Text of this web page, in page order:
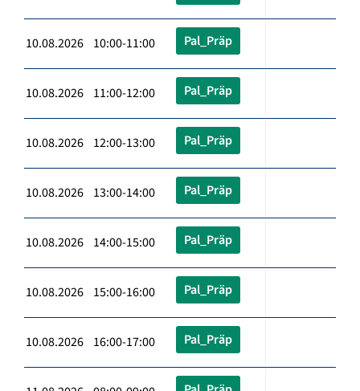
10.08.2026 10:00-11:00 Pal_Präp
10.08.2026 11:00-12:00 Pal_Präp
10.08.2026 12:00-13:00 Pal_Präp
10.08.2026 13:00-14:00 Pal_Präp
10.08.2026 14:00-15:00 Pal_Präp
10.08.2026 15:00-16:00 Pal_Präp
10.08.2026 16:00-17:00 Pal_Präp